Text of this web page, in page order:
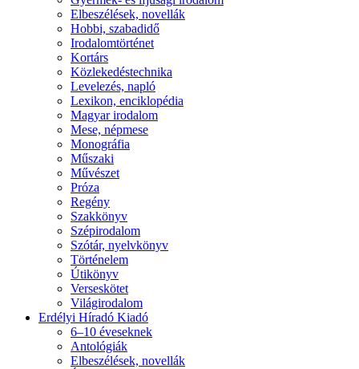
Elbeszélések, novellák
Hobbi, szabadidő
Irodalomtörténet
Kortárs
Közlekedéstechnika
Levelezés, napló
Lexikon, enciklopédia
Magyar irodalom
Mese, népmese
Monográfia
Műszaki
Művészet
Próza
Regény
Szakkönyv
Szépirodalom
Szótár, nyelvkönyv
Történelem
Útikönyv
Verseskötet
Világirodalom
Erdélyi Híradó Kiadó
6–10 éveseknek
Antológiák
Elbeszélések, novellák